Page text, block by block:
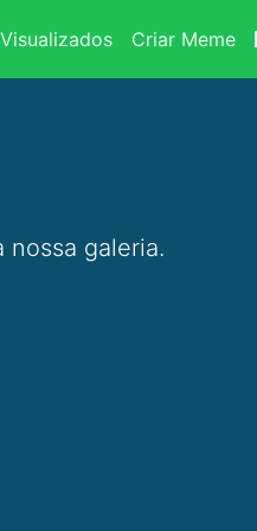
Criar Meme
nossa galeria.